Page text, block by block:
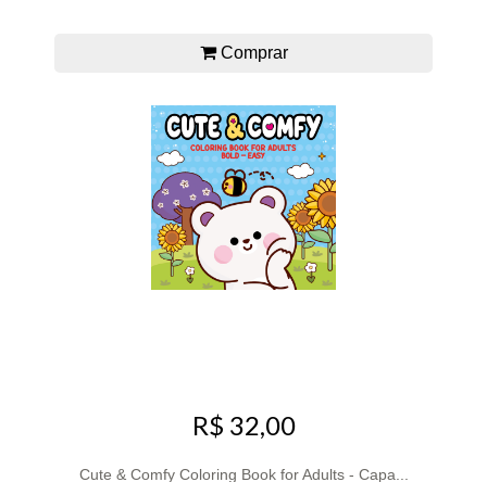
Comprar
R$ 32,00
Cute & Comfy Coloring Book for Adults - Capa...